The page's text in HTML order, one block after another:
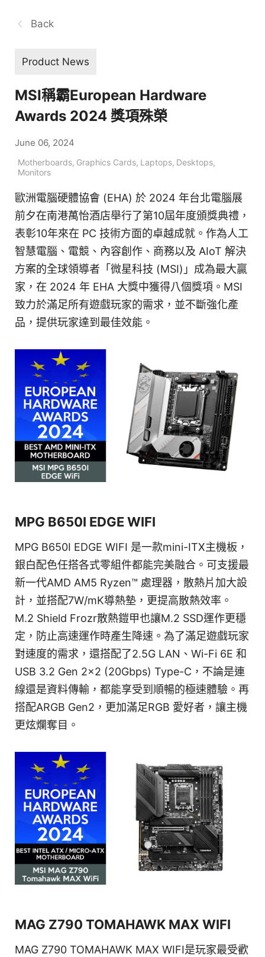
Back
Product News
MSI稱霸European Hardware
Awards 2024 獎項殊榮
June 06, 2024
Motherboards, Graphics Cards, Laptops, Desktops,
Monitors
歐洲電腦硬體協會 (EHA) 於 2024 年台北電腦展
前夕在南港萬怡酒店舉行了第10屆年度頒獎典禮，
表彰10年來在 PC 技術方面的卓越成就。作為人工
智慧電腦、電競、內容創作、商務以及 AIoT 解決
方案的全球領導者「微星科技 (MSI)」成為最大贏
家，在 2024 年 EHA 大獎中獲得八個獎項。MSI
致力於滿足所有遊戲玩家的需求，並不斷強化產
品，提供玩家達到最佳效能。
MPG B650I EDGE WIFI
MPG B650I EDGE WIFI 是一款mini-ITX主機板，
銀白配色任搭各式零組件都能完美融合。可支援最
新一代AMD AM5 Ryzen™ 處理器，散熱片加大設
計，並搭配7W/mK導熱墊，更提高散熱效率。
M.2 Shield Frozr散熱鎧甲也讓M.2 SSD運作更穩
定，防止高速運作時產生降速。為了滿足遊戲玩家
對速度的需求，還搭配了2.5G LAN、Wi-Fi 6E 和
USB 3.2 Gen 2x2 (20Gbps) Type-C，不論是連
線還是資料傳輸，都能享受到順暢的極速體驗。再
搭配ARGB Gen2，更加滿足RGB 愛好者，讓主機
更炫爛奪目。
MAG Z790 TOMAHAWK MAX WIFI
MAG Z790 TOMAHAWK MAX WIFI是玩家最受歡